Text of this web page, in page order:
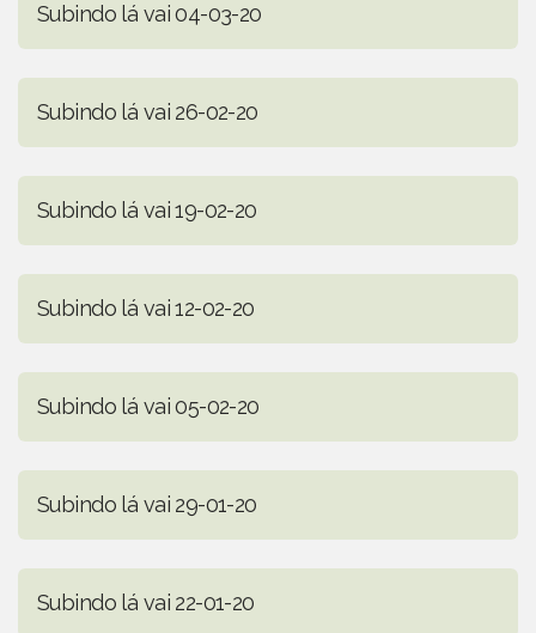
Subindo lá vai 04-03-20
Subindo lá vai 26-02-20
Subindo lá vai 19-02-20
Subindo lá vai 12-02-20
Subindo lá vai 05-02-20
Subindo lá vai 29-01-20
Subindo lá vai 22-01-20